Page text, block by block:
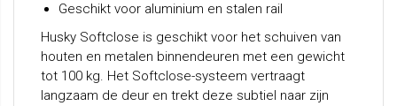
Geschikt voor aluminium en stalen rail
Husky Softclose is geschikt voor het schuiven van
houten en metalen binnendeuren met een gewicht
tot 100 kg. Het Softclose-systeem vertraagt
langzaam de deur en trekt deze subtiel naar zijn